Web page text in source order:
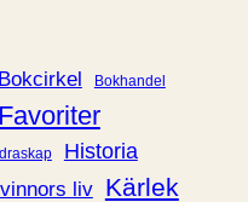
Bokcirkel Bokhandel
Favoriter
Historia
liv Kärlek